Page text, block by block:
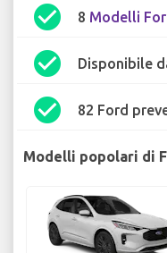
check_circle 8 Modelli
check_circle Disponibile
check_circle 82 Ford
Modelli popolari di